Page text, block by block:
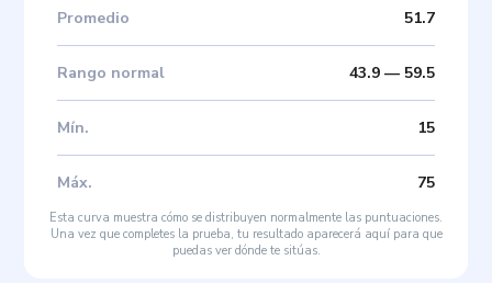
Promedio 51.7
Rango normal 43.9— 59.5
Mín. 15
Máx. 75
Esta curva muestra cómo se distribuyen normalmente las puntuaciones.
Una vez que completes la prueba, tu resultado aparecerá aquí para que
puedas ver dónde te sitúas.